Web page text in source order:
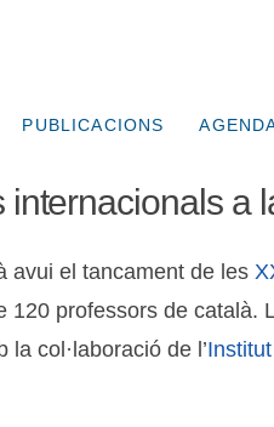
PUBLICACIONS
a
avui el tancament de les
professors de català.
col·laboració de l’